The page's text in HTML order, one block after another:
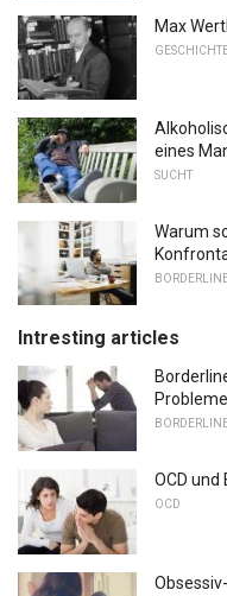
Max
eines
SUCHT
Warum
Intresting articles
OCD und
OCD